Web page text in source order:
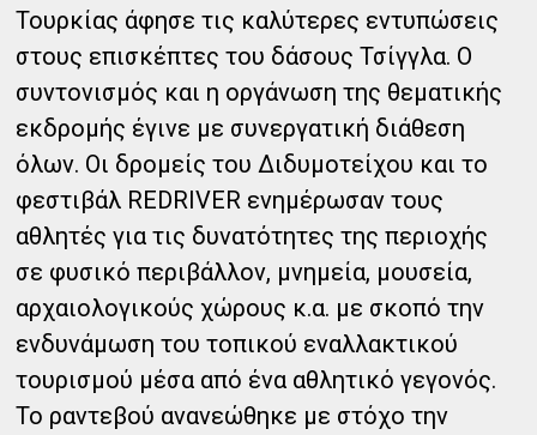
Τουρκίας άφησε τις καλύτερες εντυπώσεις
στους επισκέπτες του δάσους Τσίγγλα. Ο
συντονισμός και η οργάνωση της θεματικής
εκδρομής έγινε με συνεργατική διάθεση
όλων. Οι δρομείς του Διδυμοτείχου και το
φεστιβάλ REDRIVER ενημέρωσαν τους
αθλητές για τις δυνατότητες της περιοχής
σε φυσικό περιβάλλον, μνημεία, μουσεία,
αρχαιολογικούς χώρους κ.α. με σκοπό την
ενδυνάμωση του τοπικού εναλλακτικού
τουρισμού μέσα από ένα αθλητικό γεγονός.
Το ραντεβού ανανεώθηκε με στόχο την